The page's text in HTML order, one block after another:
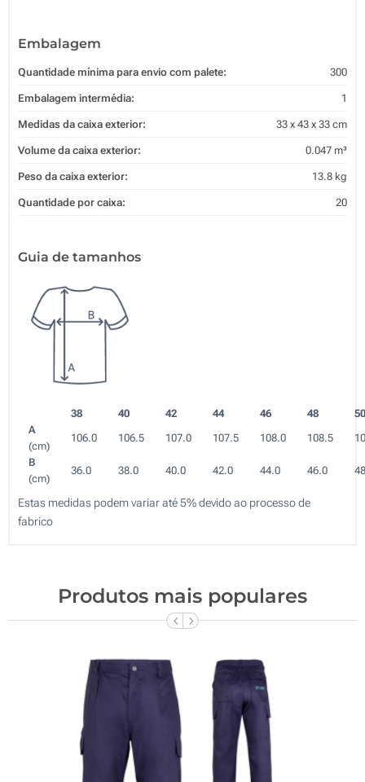
Embalagem
Quantidade mínima para envio com palete: 300
Embalagem intermédia: 1
Medidas da caixa exterior: 33 x 43 x 33 cm
Volume da caixa exterior: 0.047 m³
Peso da caixa exterior: 13.8 kg
Quantidade por caixa: 20
Guia de tamanhos
38 40 42 44 46 48
50
A
(cm)
106.0 106.5 107.0 107.5 108.0 108.5
B
(cm)
36.0 38.0 40.0 42.0 44.0 46.0
Estas medidas podem variar até 5% devido ao processo de
fabrico
Produtos mais populares